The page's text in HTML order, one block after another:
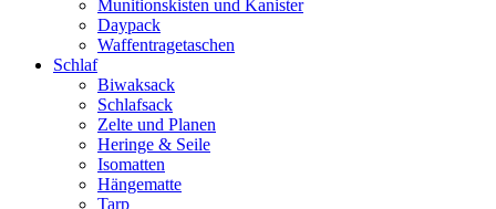
Munitionskisten und Kanister
Daypack
Waffentragetaschen
Schlaf
Biwaksack
Schlafsack
Zelte und Planen
Heringe & Seile
Isomatten
Hängematte
Tarp